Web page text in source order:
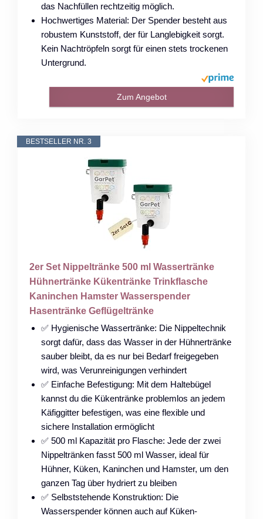
das Nachfüllen rechtzeitig möglich.
Hochwertiges Material: Der Spender besteht aus
robustem Kunststoff, der für Langlebigkeit sorgt.
Kein Nachtröpfeln sorgt für einen stets trockenen
Untergrund.
Zum Angebot
BESTSELLER NR. 3
2er Set Nippeltränke 500 ml Wassertränke
Hühnertränke Kükentränke Trinkflasche
Kaninchen Hamster Wasserspender
Hasentränke Geflügeltränke
✅ Hygienische Wassertränke: Die Nippeltechnik
sorgt dafür, dass das Wasser in der Hühnertränke
sauber bleibt, da es nur bei Bedarf freigegeben
wird, was Verunreinigungen verhindert
✅ Einfache Befestigung: Mit dem Haltebügel
kannst du die Kükentränke problemlos an jedem
Käfiggitter befestigen, was eine flexible und
sichere Installation ermöglicht
✅ 500 ml Kapazität pro Flasche: Jede der zwei
Nippeltränken fasst 500 ml Wasser, ideal für
Hühner, Küken, Kaninchen und Hamster, um den
ganzen Tag über hydriert zu bleiben
✅ Selbststehende Konstruktion: Die
Wasserspender können auch auf Küken-